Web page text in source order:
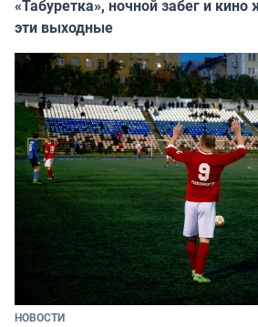
«Табуретка», ночной забег и
эти выходные
НОВОСТИ